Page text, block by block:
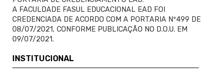
A FACULDADE FASUL EDUCACIONAL EAD FOI
CREDENCIADA DE ACORDO COM A PORTARIA Nº499 DE
08/07/2021, CONFORME PUBLICAÇÃO NO D.O.U. EM
09/07/2021.
INSTITUCIONAL